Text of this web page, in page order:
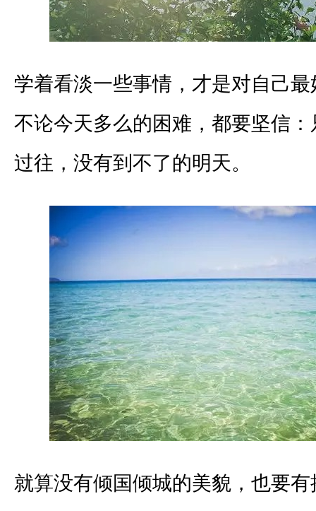
学着看淡一些事情，才是对自己
不论今天多么的困难，都要坚信
过往，没有到不了的明天。
就算没有倾国倾城的美貌，也要